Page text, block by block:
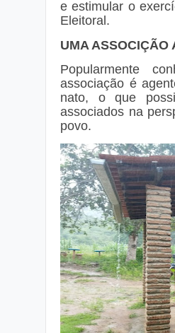
e estimular o
Eleitoral.
UMA ASSOCIÇÃO
Popularmente
associação é
nato, o que
associados na
povo.